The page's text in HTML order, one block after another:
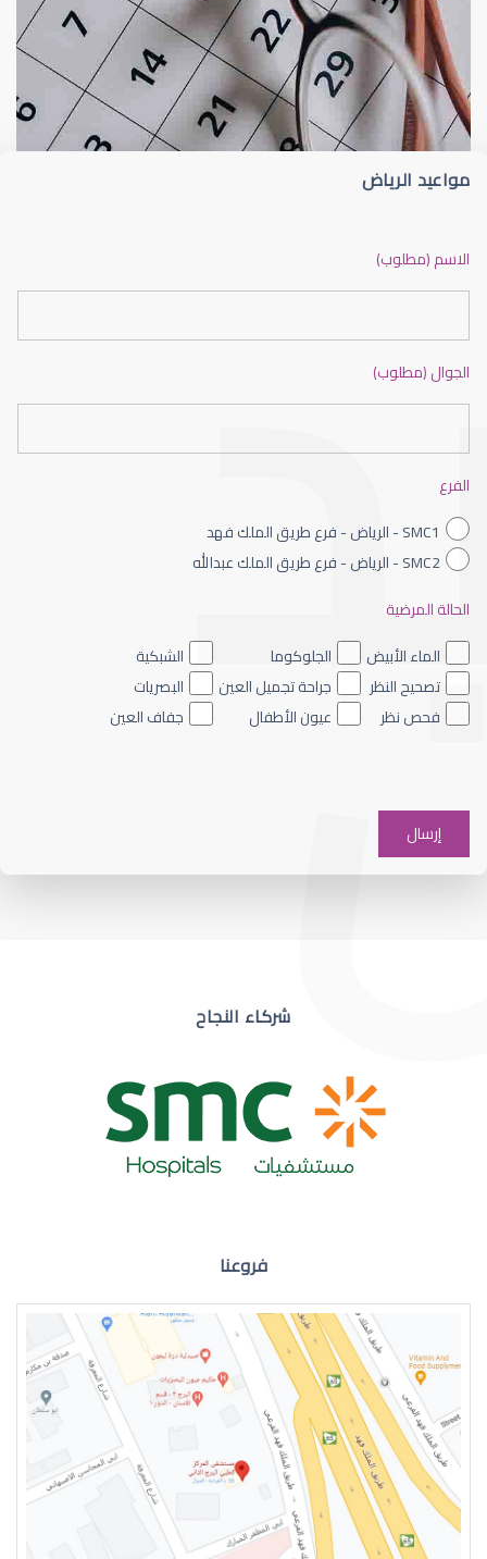
قلوبال لرعاية العين ضعف نظر
ضعف نظر الاطفال
ضعف نظر العين اليسرى
ضعف نظر مفاجئ
ضعف نظر في العين اليسرى
مواعيد الرياض
الاسم (مطلوب)
الجوال (مطلوب)
الفرع
SMC1 - الرياض - فرع طريق الملك فهد
SMC2 - الرياض - فرع طريق الملك عبدالله
الحالة المرضية
الماء الأبيض
الجلوكوما
الشبكية
تصحيح النظر
جراحة تجميل العين
البصريات
فحص نظر
عيون الأطفال جفاف العين
شركاء النجاح
فروعنا